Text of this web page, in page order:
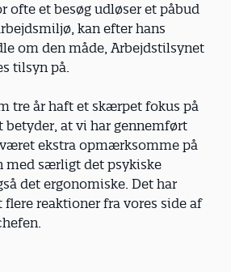
ofte et besøg udløser et påbud
kan ­efter hans
om den måde, Arbejdstilsynet
tilsyn på.
tre år haft et skærpet fokus på
betyder, at vi har gennemført
ekstra opmærksomme på
med særligt det psykiske
det ergonomiske. Det har
reaktioner fra vores side af